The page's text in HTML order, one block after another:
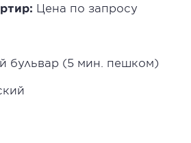
Цена по запросу
бульвар (5 мин. пешком)